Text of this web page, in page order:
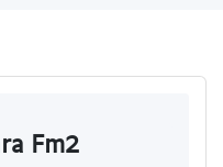
Fm2